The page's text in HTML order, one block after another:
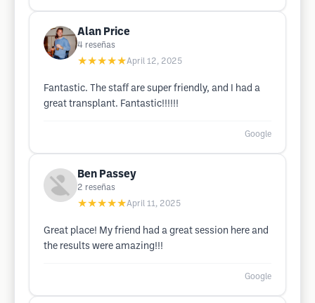
Alan Price
4 reseñas
★★★★★April 12, 2025
Fantastic. The staff are super friendly, and I had a
great transplant. Fantastic!!!!!!
Google
Ben Passey
2 reseñas
★★★★★April 11, 2025
Great place! My friend had a great session here and
the results were amazing!!!
Google